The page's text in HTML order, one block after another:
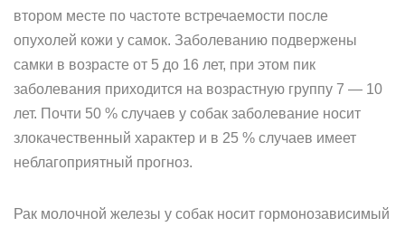
втором месте по частоте встречаемости после
опухолей кожи у самок. Заболеванию подвержены
самки в возрасте от 5 до 16 лет, при этом пик
заболевания приходится на возрастную группу 7 — 10
лет. Почти 50 % случаев у собак заболевание носит
злокачественный характер и в 25 % случаев имеет
неблагоприятный прогноз.
Рак молочной железы у собак носит гормонозависимый